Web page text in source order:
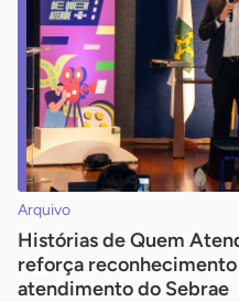
Arquivo
Histórias de Quem
reforça
atendimento do Sebrae